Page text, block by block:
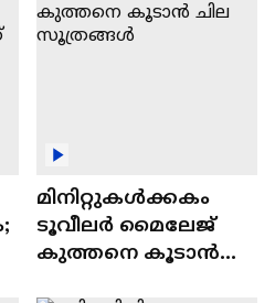
മിനിറ്റുകൾക്കകം
ടൂവീലർ മൈലേജ്
കുത്തനെ കൂടാൻ